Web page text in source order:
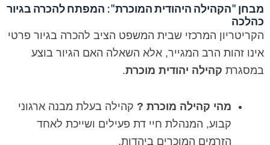
מבחן "הקהילה היהודית המוכרת": המפתח להכרה בגיור
כהלכה
הקריטריון המרכזי שבית המשפט הציב להכרה בגיור פרטי
אינו זהות הרב המגייר, אלא השאלה האם הגיור בוצע
במסגרת קהילה יהודית מוכרת.
מהי קהילה מוכרת ? קהילה בעלת מבנה ארגוני
קבוע, המנהלת חיי דת פעילים ושייכת לאחד
הזרמים המוכרים ביהדות.